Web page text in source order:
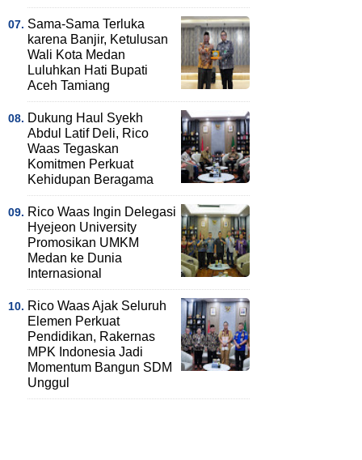
Sama-Sama Terluka
karena Banjir, Ketulusan
Wali Kota Medan
Luluhkan Hati Bupati
Aceh Tamiang
Dukung Haul Syekh
Abdul Latif Deli, Rico
Waas Tegaskan
Komitmen Perkuat
Kehidupan Beragama
Rico Waas Ingin Delegasi
Hyejeon University
Promosikan UMKM
Medan ke Dunia
Internasional
Rico Waas Ajak Seluruh
Elemen Perkuat
Pendidikan, Rakernas
MPK Indonesia Jadi
Momentum Bangun SDM
Unggul